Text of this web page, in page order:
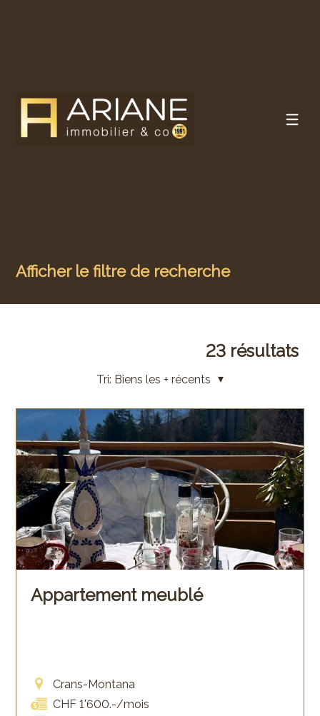
Afficher le filtre de recherche
23 résultats
Tri: Biens les + récents
Appartement meublé
Crans-Montana
CHF 1'600.-/mois